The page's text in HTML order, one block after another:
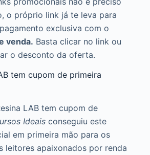
o próprio link já te leva para
exclusiva com o
venda. Basta clicar no link ou
o desconto da oferta.
tem cupom de primeira
LAB tem cupom de
Ideaisconseguiu este
em primeira mão para os
leitores apaixonados por renda